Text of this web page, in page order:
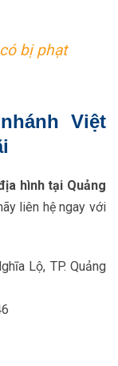
bị phạt
Việt
hình tại Quảng
liên hệ ngay với
Lộ, TP. Quảng